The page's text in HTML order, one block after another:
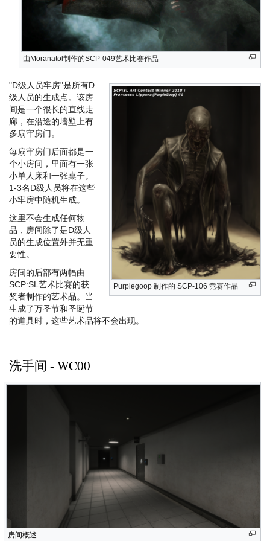
由Moranatol制作的SCP-049艺术比赛作品
Purplegoop 制作的 SCP-106 竞赛作品
"D级人员牢房"是所有D
级人员的生成点。该房
间是一个很长的直线走
廊，在沿途的墙壁上有
多扇牢房门。
每扇牢房门后面都是一
个小房间，里面有一张
小单人床和一张桌子。
1-3名D级人员将在这些
小牢房中随机生成。
这里不会生成任何物
品，房间除了是D级人
员的生成位置外并无重
要性。
房间的后部有两幅由
SCP:SL艺术比赛的获
奖者制作的艺术品。当
生成了万圣节和圣诞节
的道具时，这些艺术品将不会出现。
洗手间 - WC00
房间概述